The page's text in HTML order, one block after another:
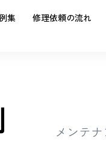
集 修理依頼の流れ
メンテ